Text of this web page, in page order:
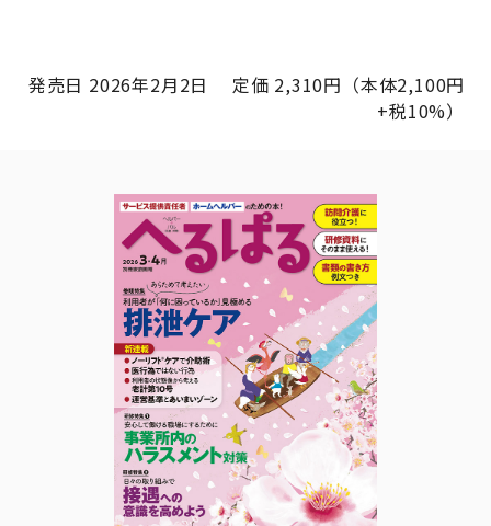
発売日 2026年2月2日 定価 2,310円（本体2,100円
+税10%）